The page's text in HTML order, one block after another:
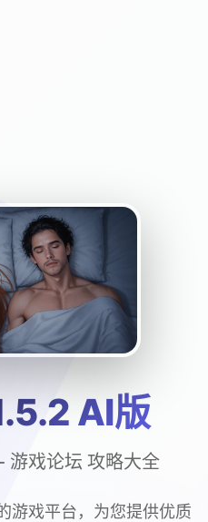
AI版
游戏论坛 攻略大全
游戏平台，为您提供优质